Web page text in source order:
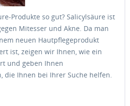
Produkte so gut? Salicylsäure ist
Mitesser und Akne. Da man
neuen Hautpflegeprodukt
ist, zeigen wir Ihnen, wie ein
und geben Ihnen
die Ihnen bei Ihrer Suche helfen.